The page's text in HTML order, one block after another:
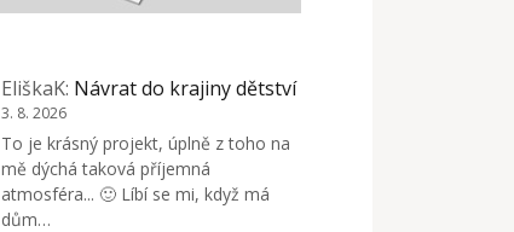
EliškaK: Návrat do krajiny dětství
3. 8. 2026
To je krásný projekt, úplně z toho na
mě dýchá taková příjemná
atmosféra... 🙂 Líbí se mi, když má
dům…